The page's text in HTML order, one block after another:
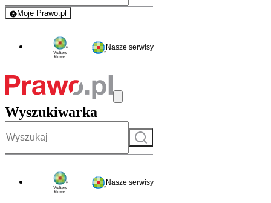
Moje Prawo.pl
- rejestracja i logowanie do serwisu
Nasze serwisy
Wyszukiwarka
Szukaj
Nasze serwisy